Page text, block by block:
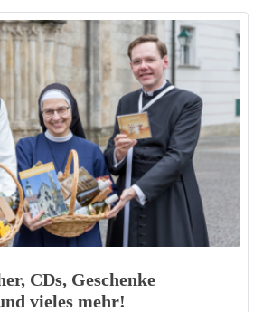
CDs, Geschenke
vieles mehr!